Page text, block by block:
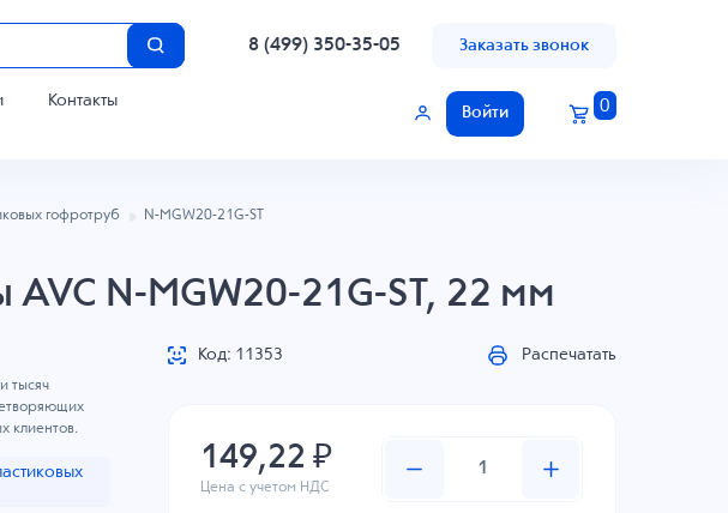
8 (499) 350-35-05 Заказать звонок
Контакты
Войти 0
гофротруб N-MGW20-21G-ST
N-MGW20-21G-ST, 22 мм
тысяч
клиентов.
Код: 11353 Распечатать
149,22 ₽
Цена с учетом НДС